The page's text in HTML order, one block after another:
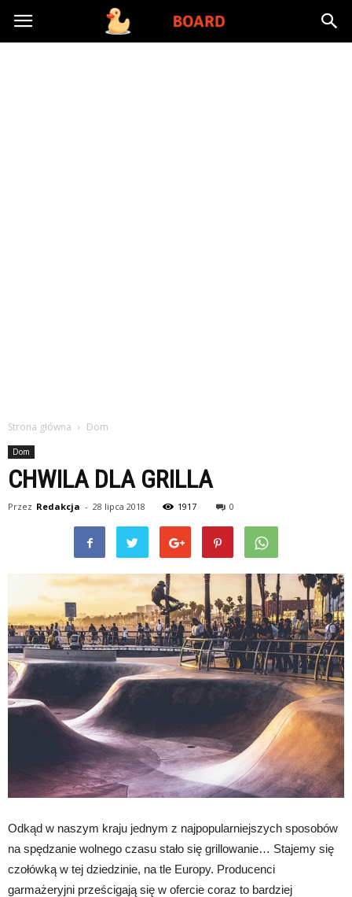
Toysboard.pl
Strona główna Dom
Dom
CHWILA DLA GRILLA
Przez Redakcja - 28 lipca 2018 1917 0
Odkąd w naszym kraju jednym z najpopularniejszych sposobów
na spędzanie wolnego czasu stało się grillowanie… Stajemy się
czołówką w tej dziedzinie, na tle Europy. Producenci
garmażeryjni prześcigają się w ofercie coraz to bardziej